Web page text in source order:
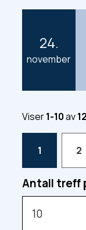
6
24.
november
2
Viser1-10av12
1 2
Antall treff
10